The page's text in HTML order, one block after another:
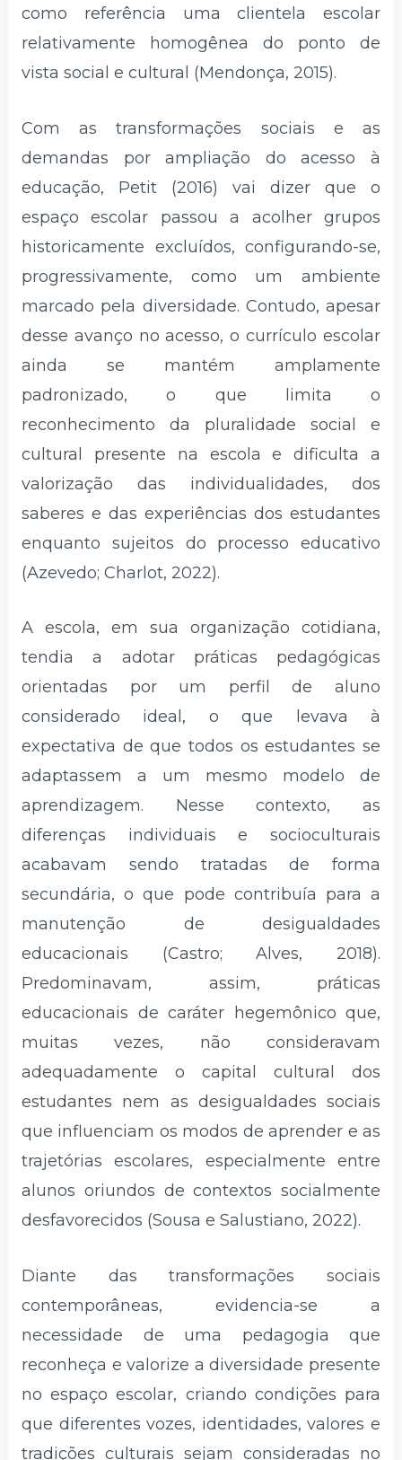
como referência uma clientela escolar
relativamente homogênea do ponto de
vista social e cultural (Mendonça, 2015).
Com as transformações sociais e as
demandas por ampliação do acesso à
educação, Petit (2016) vai dizer que o
espaço escolar passou a acolher grupos
historicamente excluídos, configurando-se,
progressivamente, como um ambiente
marcado pela diversidade. Contudo, apesar
desse avanço no acesso, o currículo escolar
ainda se mantém amplamente
padronizado, o que limita o
reconhecimento da pluralidade social e
cultural presente na escola e dificulta a
valorização das individualidades, dos
saberes e das experiências dos estudantes
enquanto sujeitos do processo educativo
(Azevedo; Charlot, 2022).
A escola, em sua organização cotidiana,
tendia a adotar práticas pedagógicas
orientadas por um perfil de aluno
considerado ideal, o que levava à
expectativa de que todos os estudantes se
adaptassem a um mesmo modelo de
aprendizagem. Nesse contexto, as
diferenças individuais e socioculturais
acabavam sendo tratadas de forma
secundária, o que pode contribuía para a
manutenção de desigualdades
educacionais (Castro; Alves, 2018).
Predominavam, assim, práticas
educacionais de caráter hegemônico que,
muitas vezes, não consideravam
adequadamente o capital cultural dos
estudantes nem as desigualdades sociais
que influenciam os modos de aprender e as
trajetórias escolares, especialmente entre
alunos oriundos de contextos socialmente
desfavorecidos (Sousa e Salustiano, 2022).
Diante das transformações sociais
contemporâneas, evidencia-se a
necessidade de uma pedagogia que
reconheça e valorize a diversidade presente
no espaço escolar, criando condições para
que diferentes vozes, identidades, valores e
tradições culturais sejam consideradas no